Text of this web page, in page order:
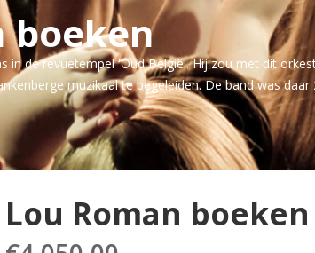
boeken
de revuetempel 'Oud België'. Hij zou met dit
muzikaal te begeleiden. De band was
Lou Roman boeken